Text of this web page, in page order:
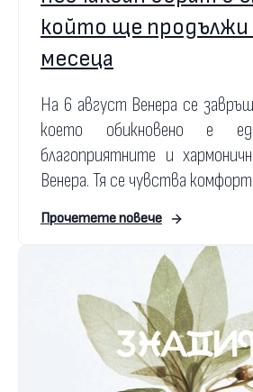
който ще
месеца
На 6 август Венера се
което обикновено е
благоприятните и
Венера. Тя се чувства
Прочетете повече